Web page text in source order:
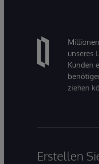
unseres
Kunden
ziehen
Erstellen